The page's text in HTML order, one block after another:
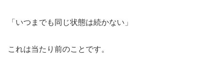
「いつまでも同じ状態は続かない」
これは当たり前のことです。